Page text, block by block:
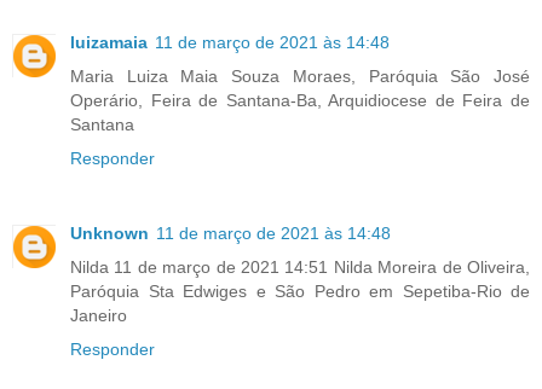
luizamaia 11 de março de 2021 às 14:48
Maria Luiza Maia Souza Moraes, Paróquia São José
Operário, Feira de Santana-Ba, Arquidiocese de Feira de
Santana
Responder
Unknown 11 de março de 2021 às 14:48
Nilda 11 de março de 2021 14:51 Nilda Moreira de Oliveira,
Paróquia Sta Edwiges e São Pedro em Sepetiba-Rio de
Janeiro
Responder